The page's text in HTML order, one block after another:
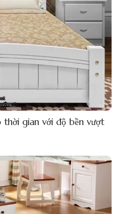
gian với độ bền vượt